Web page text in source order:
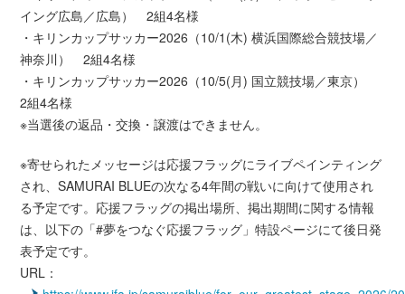
イング広島／広島） 2組4名様
・キリンカップサッカー2026（10/1(木) 横浜国際総合競技場／
神奈川） 2組4名様
・キリンカップサッカー2026（10/5(月) 国立競技場／東京）
2組4名様
※当選後の返品・交換・譲渡はできません。
※寄せられたメッセージは応援フラッグにライブペインティング
され、SAMURAI BLUEの次なる4年間の戦いに向けて使用され
る予定です。応援フラッグの掲出場所、掲出期間に関する情報
は、以下の「#夢をつなぐ応援フラッグ」特設ページにて後日発
表予定です。
URL：